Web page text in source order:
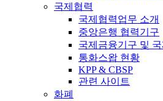
국제협력
국제협력업무 소개
중앙은행 협력기구
국제금융기구 및 국
통화스왑 현황
KPP & CBSP
관련 사이트
화폐